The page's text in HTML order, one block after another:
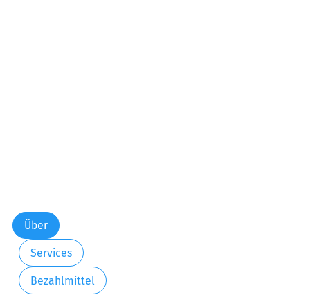
Über
Services
Bezahlmittel